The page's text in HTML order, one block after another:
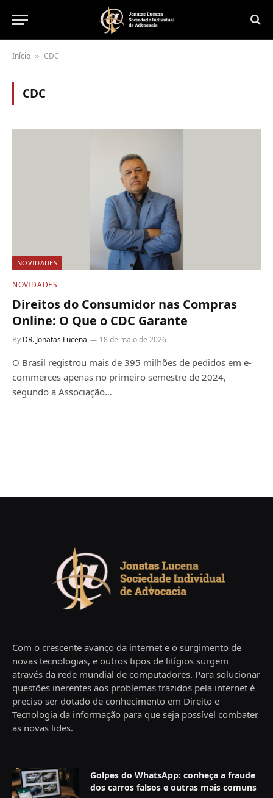
Início » CDC
CDC
NOVIDADES
NOVIDADES
Direitos do Consumidor nas Compras
Online: O Que o CDC Garante
By DR. Jonatas Lucena 18 de maio de 2026
O Brasil registrou mais de 395 milhões de pedidos em e-
commerces apenas no primeiro semestre de 2024,
segundo a Associação…
Com o crescente avanço da internet e o surgimento de
novas tecnologias, e outros tipos de litígios surgem
através da rede mundial de computadores. Para solucionar
questões inerentes aos problemas trazidos pela internet é
preciso ser dotado de conhecimento em Direito e
Tecnologia da informação para que seja possível combater
as novas lides.
Golpes do WhatsApp: conheça a fraude
dos carros falsos e outras mais comuns